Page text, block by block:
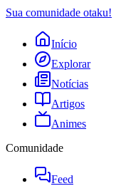
Sua comunidade otaku!
Início
Explorar
Notícias
Artigos
Animes
Comunidade
Feed